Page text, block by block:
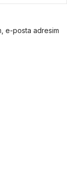
e-posta adresim